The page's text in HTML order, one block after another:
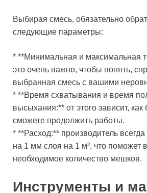
Выбирая смесь, обязательно
следующие параметры:
* **Минимальная и максимальная
это очень важно, чтобы понять,
выбранная смесь с вашими
* **Время схватывания и время
высыхания:** от этого зависит,
сможете продолжить работы.
* **Расход:** производитель
на 1 мм слоя на 1 м², что поможет
необходимое количество мешков.
Инструменты и